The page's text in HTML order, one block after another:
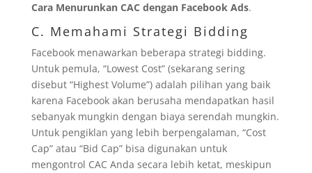
Cara Menurunkan CAC dengan Facebook Ads.
C. Memahami Strategi Bidding
Facebook menawarkan beberapa strategi bidding.
Untuk pemula, “Lowest Cost” (sekarang sering
disebut “Highest Volume”) adalah pilihan yang baik
karena Facebook akan berusaha mendapatkan hasil
sebanyak mungkin dengan biaya serendah mungkin.
Untuk pengiklan yang lebih berpengalaman, “Cost
Cap” atau “Bid Cap” bisa digunakan untuk
mengontrol CAC Anda secara lebih ketat, meskipun